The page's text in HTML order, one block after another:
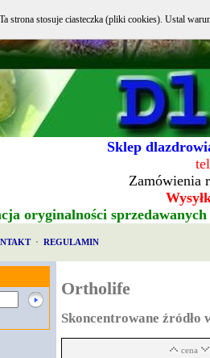
Sklep
Zamówienia
oryginalności
· REGULAMIN
Ortholife
Skoncentrowane
cena
Ta strona stosuje ciasteczka (pliki cookies). Ustal